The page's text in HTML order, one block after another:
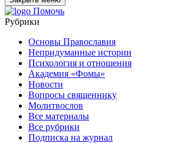
Помочь
Рубрики
Основы Православия
Непридуманные истории
Психология и отношения
Академия «Фомы»
Новости
Вопросы священнику
Молитвослов
Все материалы
Все рубрики
Подписка на журнал